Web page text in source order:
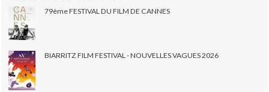
79ème FESTIVAL DU FILM DE CANNES
BIARRITZ FILM FESTIVAL - NOUVELLES VAGUES 2026